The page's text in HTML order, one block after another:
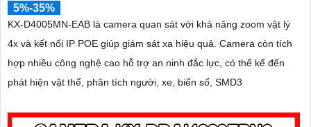
5%-35%
KX-D4005MN-EAB là camera quan sát với khả năng zoom vật lý
4x và kết nối IP POE giúp giám sát xa hiệu quả. Camera còn tích
hợp nhiều công nghệ cao hỗ trợ an ninh đắc lực, có thể kể đến
phát hiện vật thể, phân tích người, xe, biển số, SMD3